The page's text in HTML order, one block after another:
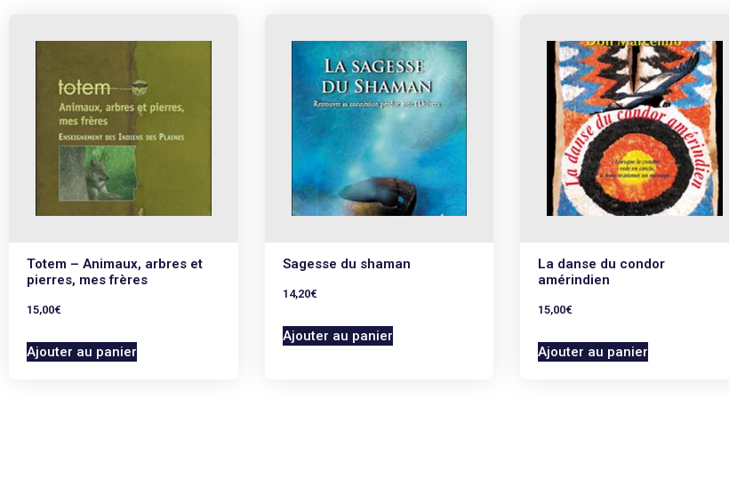
Totem – Animaux, arbres et
pierres, mes frères
15,00€
Ajouter au panier
Sagesse du shaman
14,20€
Ajouter au panier
La danse du condor
amérindien
15,00€
Ajouter au panier